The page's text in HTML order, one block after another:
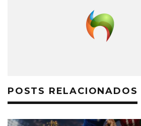
POSTS RELACIONADOS